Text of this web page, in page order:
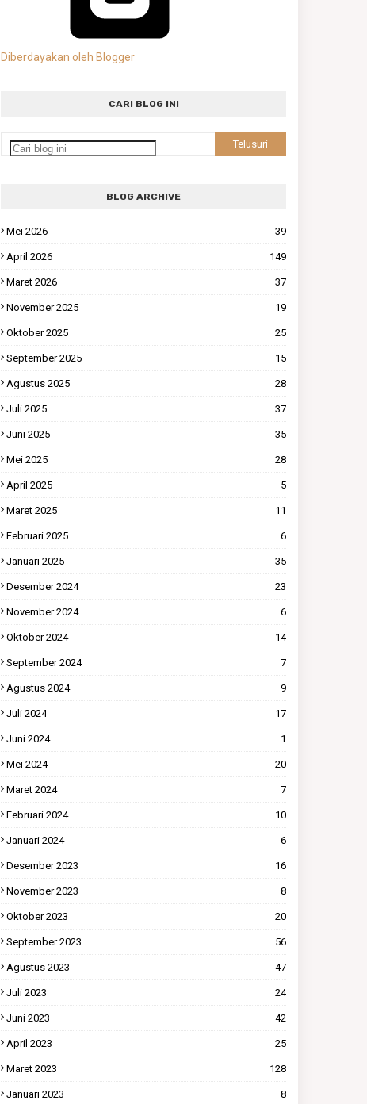
Diberdayakan oleh Blogger
CARI BLOG INI
BLOG ARCHIVE
Mei 2026 39
April 2026 149
Maret 2026 37
November 2025 19
Oktober 2025 25
September 2025 15
Agustus 2025 28
Juli 2025 37
Juni 2025 35
Mei 2025 28
April 2025 5
Maret 2025 11
Februari 2025 6
Januari 2025 35
Desember 2024 23
November 2024 6
Oktober 2024 14
September 2024 7
Agustus 2024 9
Juli 2024 17
Juni 2024 1
Mei 2024 20
Maret 2024 7
Februari 2024 10
Januari 2024 6
Desember 2023 16
November 2023 8
Oktober 2023 20
September 2023 56
Agustus 2023 47
Juli 2023 24
Juni 2023 42
April 2023 25
Maret 2023 128
Januari 2023 8